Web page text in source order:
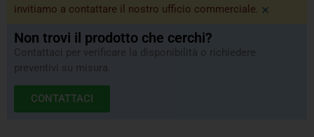
invitiamo a contattare il nostro ufficio commerciale. ×
Non trovi il prodotto che cerchi?
Contattaci per verificare la disponibilità o richiedere
preventivi su misura.
CONTATTACI